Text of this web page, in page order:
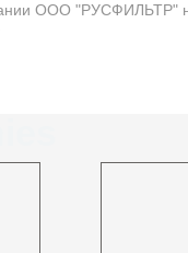
ООО "РУСФИЛЬТР"